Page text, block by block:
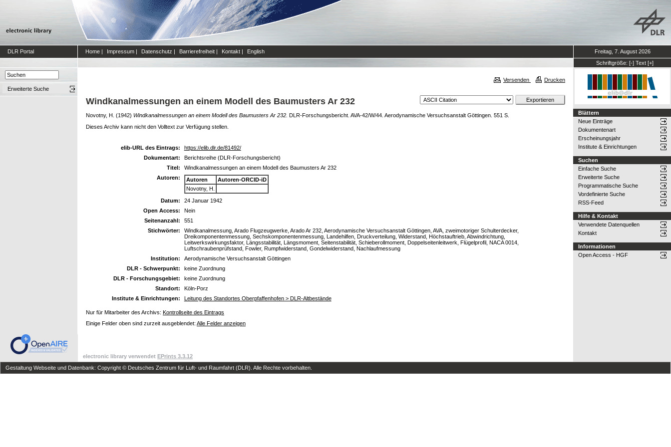
DLR Portal Home | Impressum | Datenschutz | Barrierefreiheit | Kontakt | English
Freitag, 7. August 2026
Schriftgröße: [-] Text [+]
Erweiterte Suche
Versenden Drucken
Windkanalmessungen an einem Modell des Baumusters Ar 232
Novotny, H. (1942) Windkanalmessungen an einem Modell des Baumusters Ar 232. DLR-Forschungsbericht. AVA-42/W/44. Aerodynamische Versuchsanstalt Göttingen. 551 S.
Dieses Archiv kann nicht den Volltext zur Verfügung stellen.
elib-URL des Eintrags:
https://elib.dlr.de/81492/
Dokumentart:
Berichtsreihe (DLR-Forschungsbericht)
Titel:
Windkanalmessungen an einem Modell des Baumusters Ar 232
Autoren:
Autoren
Autoren-ORCID-iD
Novotny, H.
Datum:
24 Januar 1942
Open Access:
Nein
Seitenanzahl:
551
Stichwörter:
Windkanalmessung, Arado Flugzeugwerke, Arado Ar 232, Aerodynamische Versuchsanstalt Göttingen, AVA, zweimotoriger Schulterdecker,
Dreikomponentenmessung, Sechskomponentenmessung, Landehilfen, Druckverteilung, Widerstand, Höchstauftrieb, Abwindrichtung,
Leitwerkswirkungsfaktor, Längsstabilität, Längsmoment, Seitenstabilität, Schieberollmoment, Doppelseitenleitwerk, Flügelprofil, NACA 0014,
Luftschraubenprüfstand, Fowler, Rumpfwiderstand, Gondelwiderstand, Nachlaufmessung
Institution:
Aerodynamische Versuchsanstalt Göttingen
DLR - Schwerpunkt:
keine Zuordnung
DLR - Forschungsgebiet:
keine Zuordnung
Standort:
Köln-Porz
Institute & Einrichtungen:
Leitung des Standortes Oberpfaffenhofen > DLR-Altbestände
Nur für Mitarbeiter des Archivs: Kontrollseite des Eintrags
Einige Felder oben sind zurzeit ausgeblendet: Alle Felder anzeigen
Blättern
Neue Einträge
Dokumentenart
Erscheinungsjahr
Institute & Einrichtungen
Suchen
Einfache Suche
Erweiterte Suche
Programmatische Suche
Vordefinierte Suche
RSS-Feed
Hilfe & Kontakt
Verwendete Datenquellen
Kontakt
Informationen
Open Access - HGF
electronic library verwendet EPrints 3.3.12
Gestaltung Webseite und Datenbank: Copyright © Deutsches Zentrum für Luft- und Raumfahrt (DLR). Alle Rechte vorbehalten.